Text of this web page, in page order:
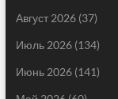
Август 2026(37)
Июль 2026(134)
Июнь 2026(141)